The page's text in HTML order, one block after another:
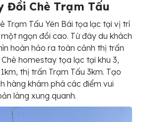
Đồi Chè Trạm Tấu
Trạm Tấu Yên Bái tọa lạc tại vị trí
ngọn đồi cao. Từ đây du khách
hoàn hảo ra toàn cảnh thị trấn
homestay tọa lạc tại khu 3,
thị trấn Trạm Tấu 3km. Tạo
hàng khám phá các điểm vui
làng xung quanh.